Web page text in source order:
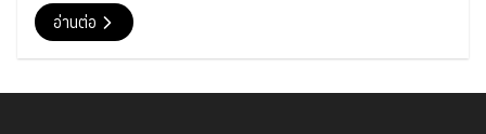
ไปเจอบทความ Using Containers to Build a Microservices
Architecture อ่านแล้วชอบเลยเอามาลองสรุปดู ซึ่งตัว
Microservices นั้นเป็นวิธีการหนึ่งที่ทำให้การพัฒนาระบบที่เป็น
Web-based ทำให้เราสามารถรองรับการเปลี่ยนแปลงได้เร็ว และ
อ่านต่อ